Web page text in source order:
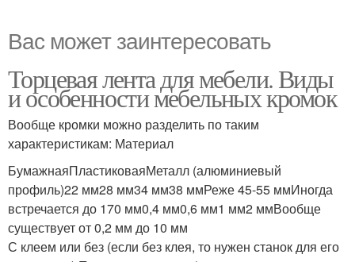
Вас может заинтересовать
Торцевая лента для мебели. Виды
и особенности мебельных кромок
Вообще кромки можно разделить по таким
характеристикам: Материал
БумажнаяПластиковаяМеталл (алюминиевый
профиль)22 мм28 мм34 мм38 ммРеже 45-55 ммИногда
встречается до 170 мм0,4 мм0,6 мм1 мм2 ммВообще
существует от 0,2 мм до 10 мм
С клеем или без (если без клея, то нужен станок для его